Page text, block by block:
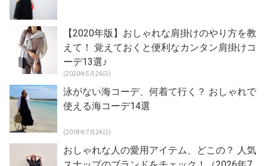
【2020年版】おしゃれな肩掛けのやり方を教
えて！ 覚えておくと便利なカンタン肩掛けコ
ーデ13選♪
(2020年5月26日)
泳がない海コーデ、何着て行く？ おしゃれで
使える海コーデ14選
(2018年7月24日)
おしゃれな人の愛用アイテム、どこの？ 人気